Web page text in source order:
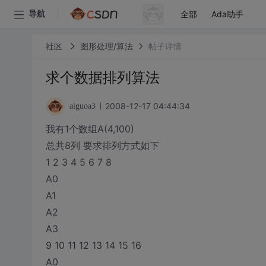
导航 全部 Ada助手
社区 图形处理/算法 帖子详情
求个数据排列算法
aiguoa3 2008-12-17 04:44:34
我有1个数组A(4,100)
总共8列 要求排列方式如下
1 2 3 4 5 6 7 8
A0
A1
A2
A3
9 10 11 12 13 14 15 16
A0